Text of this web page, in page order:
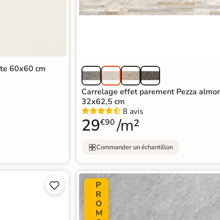
60x60 cm
Carrelage effet parement Pezza
32x62,5 cm
8 avis
29€90 /m²
Commander un échantillon


P
R
O
M